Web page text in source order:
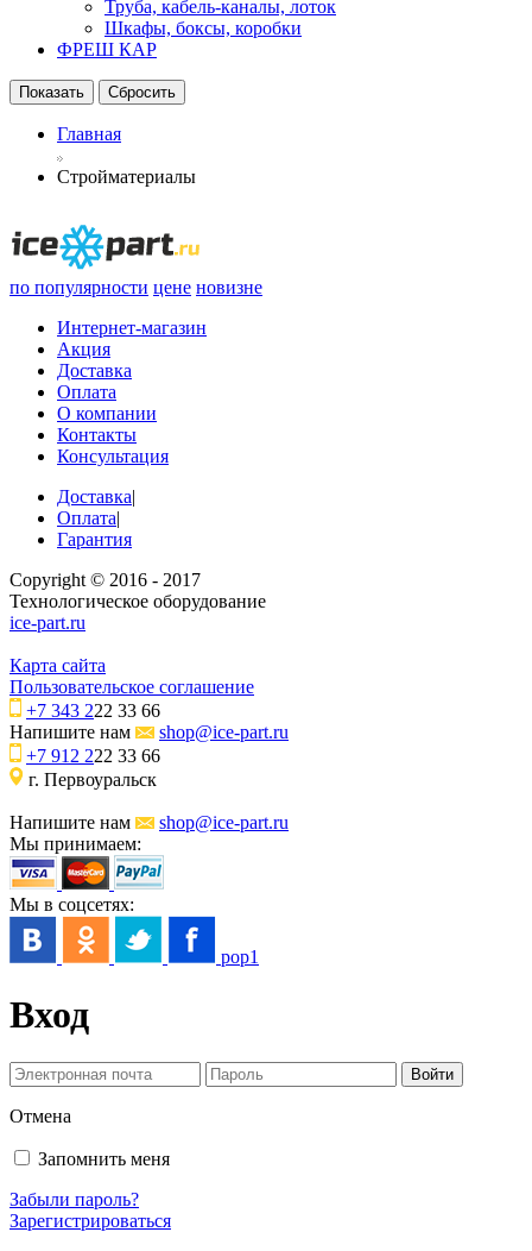
Труба, кабель-каналы, лоток
Шкафы, боксы, коробки
ФРЕШ КАР
Главная
Стройматериалы
по популярности цене новизне
Интернет-магазин
Акция
Доставка
Оплата
О компании
Контакты
Консультация
Доставка|
Оплата|
Гарантия
Copyright © 2016 - 2017
Технологическое оборудование
ice-part.ru
Карта сайта
Пользовательское соглашение
+7 343 222 33 66
Напишите нам
shop@ice-part.ru
+7 912 222 33 66
г. Первоуральск
Напишите нам
shop@ice-part.ru
Мы принимаем:
Мы в соцсетях:
pop1
Вход
Отмена
Запомнить меня
Забыли пароль?
Зарегистрироваться